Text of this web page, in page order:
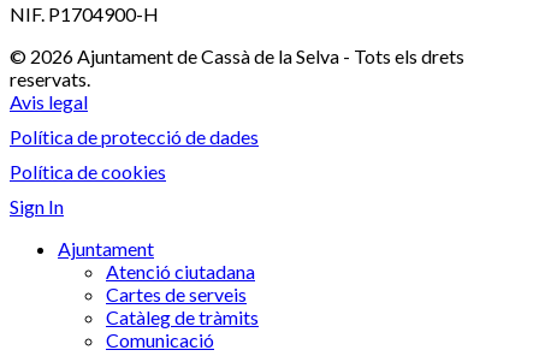
NIF. P1704900-H
© 2026 Ajuntament de Cassà de la Selva - Tots els drets
reservats.
Avis legal
Política de protecció de dades
Política de cookies
Sign In
Ajuntament
Atenció ciutadana
Cartes de serveis
Catàleg de tràmits
Comunicació